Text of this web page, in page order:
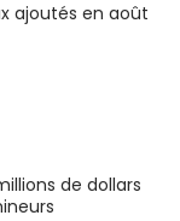
ajoutés en août
de dollars